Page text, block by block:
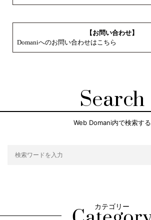
【お問い合わせ】
Domaniへのお問い合わせはこちら
Search
Web Domani内で検索する
カテゴリー